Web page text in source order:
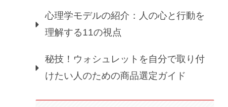
心理学モデルの紹介：人の心と行動を
理解する11の視点
秘技！ウォシュレットを自分で取り付
けたい人のための商品選定ガイド